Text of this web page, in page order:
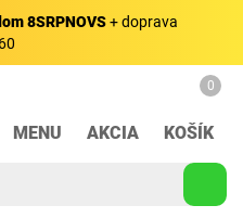
8SRPNOVS+ doprava
MENU AKCIA
0
KOŠÍK